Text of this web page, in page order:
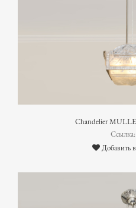
Chandelier
Добавить